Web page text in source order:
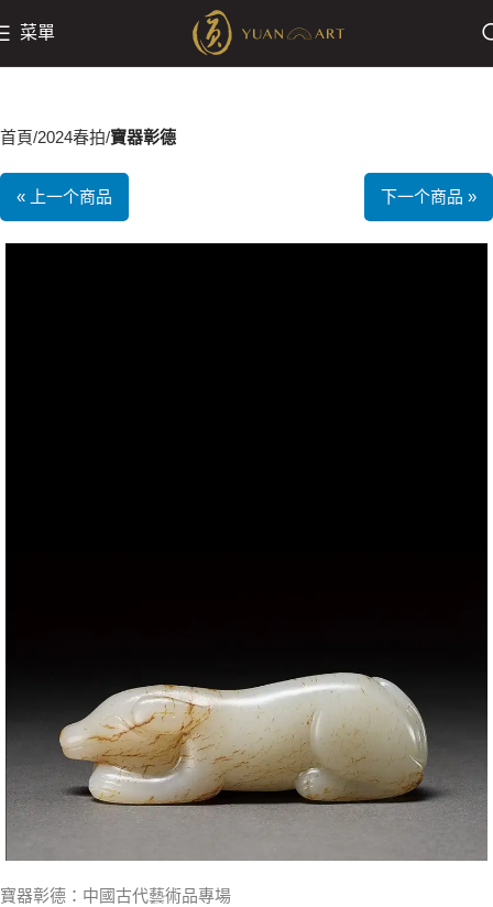
菜單
首頁 2024春拍 寶器彰德
« 上一个商品 下一个商品 »
寶器彰德：中國古代藝術品專場